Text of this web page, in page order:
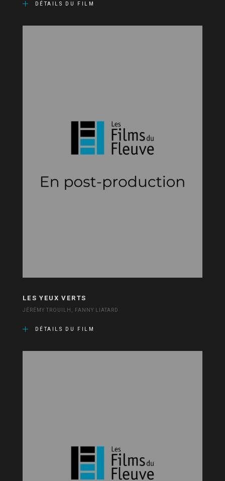
DÉTAILS DU FILM
LES YEUX VERTS
JÉRÉMY TROUILH, FANNY LIATARD
DÉTAILS DU FILM